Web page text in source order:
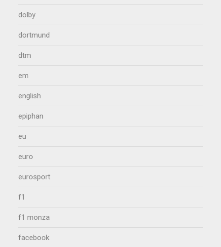
dolby
dortmund
dtm
em
english
epiphan
eu
euro
eurosport
f1
f1 monza
facebook